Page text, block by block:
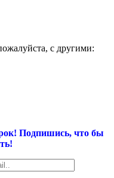
с другими:
Подпишись, что бы